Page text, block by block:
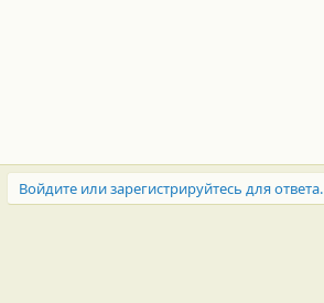
Войдите или зарегистрируйтесь для ответа.